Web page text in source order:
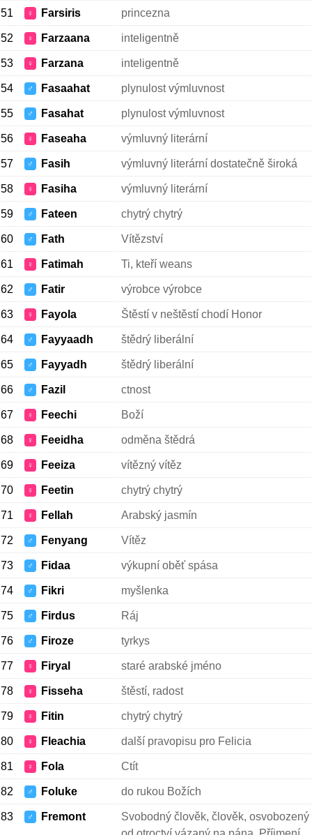
51 ♀ Farsiris princezna
52 ♀ Farzaana inteligentně
53 ♀ Farzana inteligentně
54 ♂ Fasaahat plynulost výmluvnost
55 ♂ Fasahat plynulost výmluvnost
56 ♀ Faseaha výmluvný literární
57 ♂ Fasih výmluvný literární dostatečně široká
58 ♀ Fasiha výmluvný literární
59 ♂ Fateen chytrý chytrý
60 ♂ Fath Vítězství
61 ♀ Fatimah Ti, kteří weans
62 ♂ Fatir výrobce výrobce
63 ♀ Fayola Štěstí v neštěstí chodí Honor
64 ♂ Fayyaadh štědrý liberální
65 ♂ Fayyadh štědrý liberální
66 ♂ Fazil ctnost
67 ♀ Feechi Boží
68 ♀ Feeidha odměna štědrá
69 ♀ Feeiza vítězný vítěz
70 ♀ Feetin chytrý chytrý
71 ♀ Fellah Arabský jasmín
72 ♂ Fenyang Vítěz
73 ♂ Fidaa výkupní oběť spása
74 ♂ Fikri myšlenka
75 ♂ Firdus Ráj
76 ♂ Firoze tyrkys
77 ♀ Firyal staré arabské jméno
78 ♀ Fisseha štěstí, radost
79 ♀ Fitin chytrý chytrý
80 ♀ Fleachia další pravopisu pro Felicia
81 ♀ Fola Ctít
82 ♂ Foluke do rukou Božích
83 ♂ Fremont
Svobodný člověk, člověk, osvobozený